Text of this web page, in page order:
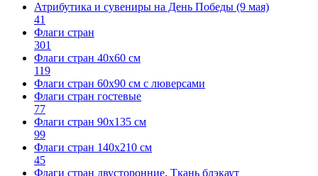
Атрибутика и сувениры на День Победы (9 мая)
41
Флаги стран
301
Флаги стран 40х60 см
119
Флаги стран 60x90 см с люверсами
Флаги стран гостевые
77
Флаги стран 90х135 см
99
Флаги стран 140х210 см
45
Флаги стран двусторонние. Ткань блэкаут